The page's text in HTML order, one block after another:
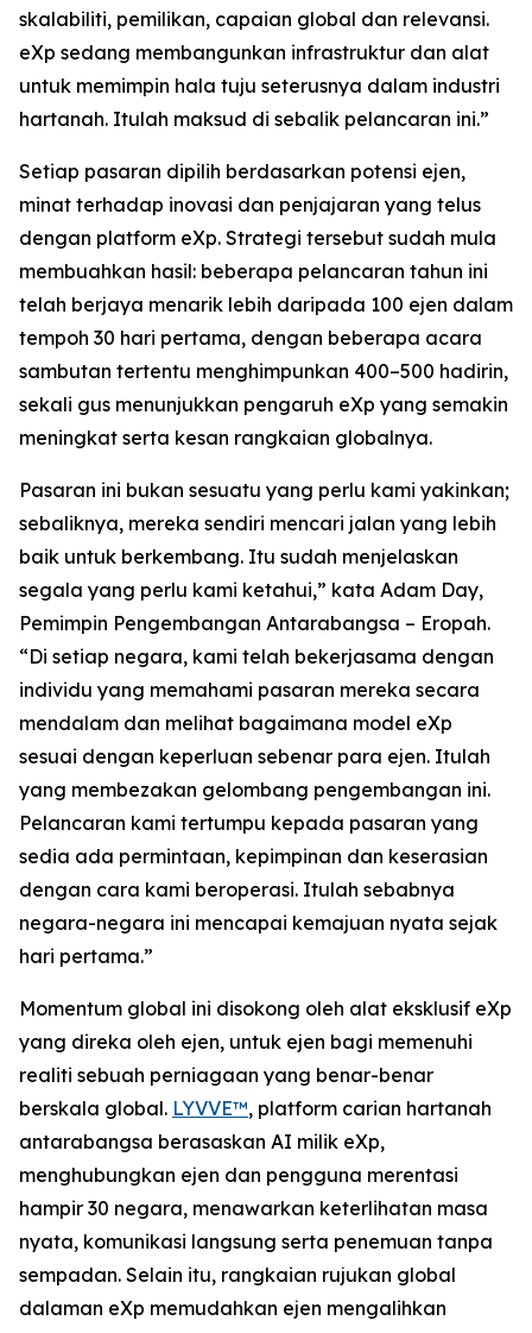
skalabiliti, pemilikan, capaian global dan relevansi.
eXp sedang membangunkan infrastruktur dan alat
untuk memimpin hala tuju seterusnya dalam industri
hartanah. Itulah maksud di sebalik pelancaran ini.”
Setiap pasaran dipilih berdasarkan potensi ejen,
minat terhadap inovasi dan penjajaran yang telus
dengan platform eXp. Strategi tersebut sudah mula
membuahkan hasil: beberapa pelancaran tahun ini
telah berjaya menarik lebih daripada 100 ejen dalam
tempoh 30 hari pertama, dengan beberapa acara
sambutan tertentu menghimpunkan 400–500 hadirin,
sekali gus menunjukkan pengaruh eXp yang semakin
meningkat serta kesan rangkaian globalnya.
Pasaran ini bukan sesuatu yang perlu kami yakinkan;
sebaliknya, mereka sendiri mencari jalan yang lebih
baik untuk berkembang. Itu sudah menjelaskan
segala yang perlu kami ketahui,” kata Adam Day,
Pemimpin Pengembangan Antarabangsa – Eropah.
“Di setiap negara, kami telah bekerjasama dengan
individu yang memahami pasaran mereka secara
mendalam dan melihat bagaimana model eXp
sesuai dengan keperluan sebenar para ejen. Itulah
yang membezakan gelombang pengembangan ini.
Pelancaran kami tertumpu kepada pasaran yang
sedia ada permintaan, kepimpinan dan keserasian
dengan cara kami beroperasi. Itulah sebabnya
negara-negara ini mencapai kemajuan nyata sejak
hari pertama.”
Momentum global ini disokong oleh alat eksklusif eXp
yang direka oleh ejen, untuk ejen bagi memenuhi
realiti sebuah perniagaan yang benar-benar
berskala global. LYVVE™, platform carian hartanah
antarabangsa berasaskan AI milik eXp,
menghubungkan ejen dan pengguna merentasi
hampir 30 negara, menawarkan keterlihatan masa
nyata, komunikasi langsung serta penemuan tanpa
sempadan. Selain itu, rangkaian rujukan global
dalaman eXp memudahkan ejen mengalihkan